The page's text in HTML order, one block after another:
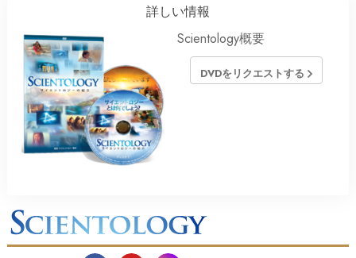
詳しい情報
Scientology概要
DVDをリクエストする